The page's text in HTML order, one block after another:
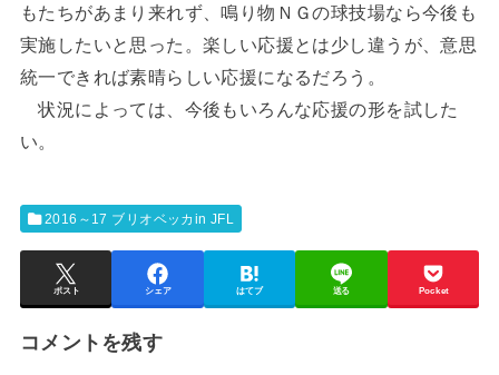
もたちがあまり来れず、鳴り物ＮＧの球技場なら今後も
実施したいと思った。楽しい応援とは少し違うが、意思
統一できれば素晴らしい応援になるだろう。
状況によっては、今後もいろんな応援の形を試した
い。
2016～17 ブリオベッカin JFL
ポスト シェア はてブ 送る Pocket
コメントを残す